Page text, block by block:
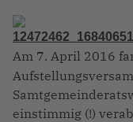
Am 7. April 2016
einstimmig (!)